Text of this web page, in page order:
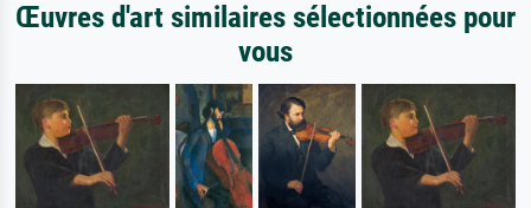
Œuvres d'art similaires sélectionnées pour
vous